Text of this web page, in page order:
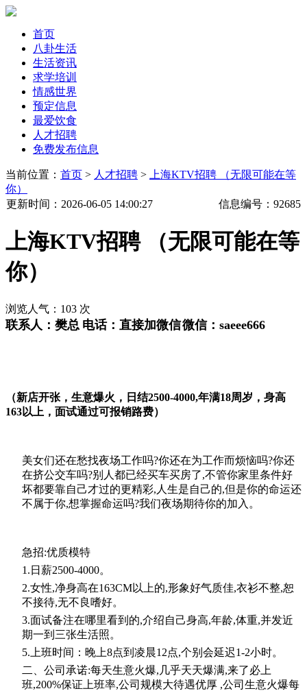
首页
八卦生活
生活资讯
求学培训
情感世界
预定信息
最爱饮食
人才招聘
免费发布信息
当前位置： 首页 > 人才招聘 >
上海KTV招聘 （无限可能在等
你）
更新时间 ：2026-06-05 14:00:27 信息编号： 92685
上海KTV招聘 （无限可能在等
你）
浏览人气： 103 次
联系人： 樊总 电话： 直接加微信微信： saeee666
（新店开张，生意爆火，日结2500-4000,年满18周岁，身高
163以上，面试通过可报销路费）
美女们还在愁找夜场工作吗?你还在为工作而烦恼吗?你还
在挤公交车吗?别人都已经买车买房了,不管你家里条件好
坏都要靠自己才过的更精彩,人生是自己的,但是你的命运还
不属于你,想掌握命运吗?我们夜场期待你的加入。
急招:优质模特
1.日薪2500-4000。
2.女性,净身高在163CM以上的,形象好气质佳,衣衫不整,恕
不接待,无不良嗜好。
3.面试备注在哪里看到的,介绍自己身高,年龄,体重,并发近
期一到三张生活照。
5.上班时间：晚上8点到凌晨12点,个别会延迟1-2小时。
二、公司承诺:每天生意火爆,几乎天天爆满,来了必上
班,200%保证上班率,公司规模大待遇优厚 ,公司生意火爆每